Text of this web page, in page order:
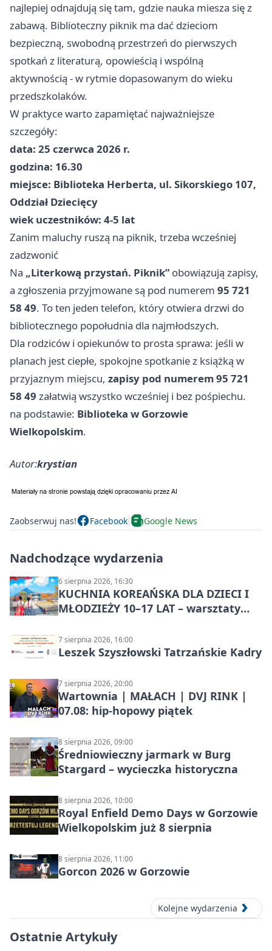
najlepiej odnajdują się tam, gdzie nauka miesza się z
zabawą. Biblioteczny piknik ma dać dzieciom
bezpieczną, swobodną przestrzeń do pierwszych
spotkań z literaturą, opowieścią i wspólną
aktywnością - w rytmie dopasowanym do wieku
przedszkolaków.
W praktyce warto zapamiętać najważniejsze
szczegóły:
data: 25 czerwca 2026 r.
godzina: 16.30
miejsce: Biblioteka Herberta, ul. Sikorskiego 107,
Oddział Dziecięcy
wiek uczestników: 4-5 lat
Zanim maluchy ruszą na piknik, trzeba wcześniej
zadzwonić
Na „Literkową przystań. Piknik”obowiązują zapisy,
a zgłoszenia przyjmowane są pod numerem 95 721
58 49. To ten jeden telefon, który otwiera drzwi do
bibliotecznego popołudnia dla najmłodszych.
Dla rodziców i opiekunów to prosta sprawa: jeśli w
planach jest ciepłe, spokojne spotkanie z książką w
przyjaznym miejscu, zapisy pod numerem 95 721
58 49 załatwią wszystko wcześniej i bez pośpiechu.
na podstawie: Biblioteka w Gorzowie
Wielkopolskim.
Autor:krystian
Zaobserwuj nas! Facebook Google News
Nadchodzące wydarzenia
6 sierpnia 2026, 16:30
KUCHNIA KOREAŃSKA DLA DZIECI I
MŁODZIEŻY 10–17 LAT – warsztaty
7 sierpnia 2026, 16:00
Leszek Szyszłowski Tatrzańskie Kadry
7 sierpnia 2026, 20:00
Wartownia | MAŁACH | DVJ RINK |
07.08: hip-hopowy piątek
8 sierpnia 2026, 09:00
Średniowieczny jarmark w Burg
Stargard – wycieczka historyczna
8 sierpnia 2026, 10:00
Royal Enfield Demo Days w Gorzowie
Wielkopolskim już 8 sierpnia
8 sierpnia 2026, 11:00
Gorcon 2026 w Gorzowie
Kolejne wydarzenia
Ostatnie Artykuły